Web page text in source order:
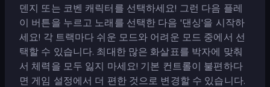
덴지 또는 코벤 캐릭터를 선택하세요! 그런 다음 플레
이 버튼을 누르고 노래를 선택한 다음 '댄싱'을 시작하
세요! 각 트랙마다 쉬운 모드와 어려운 모드 중에서 선
택할 수 있습니다. 최대한 많은 화살표를 박자에 맞춰
서 체력을 모두 잃지 마세요! 기본 컨트롤이 불편하다
면 게임 설정에서 더 편한 것으로 변경할 수 있습니다.